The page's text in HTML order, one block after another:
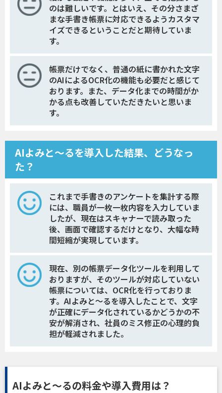
のは難しいです。とはいえ、その分さまざ
まな手書き帳票に対応できるようカスタマ
イズできるということだと期待していま
す。
帳票だけでなく、普通の紙に書かれた文字
のAIによるOCR化の機能も必要だと感じて
おります。また、データ化までの時間がか
かる点も改善していただきたいと思いま
す。
AIよみと〜るを導入した結果、どうなっ
た？
これまで手書きのアンケートを集計する際
には、職員が一枚一枚内容を入力していま
したが、現在はスキャナーで読み取った
後、画面で確認するだけとなり、大幅な時
間短縮が実現しています。
現在、別の帳票データ化ツールを利用して
おりますが、そのツールが対応していない
帳票については、OCR化を行っておりま
す。AIよみと〜るを導入したことで、文字
が正確にデータ化されているかどうかの不
安が解消され、社員のミス修正の心理的負
担が軽減されました。
AIよみと〜るの料金や導入費用は？